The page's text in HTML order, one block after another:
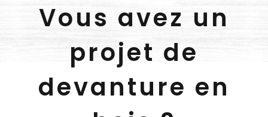
Vous avez un
projet de
devanture en